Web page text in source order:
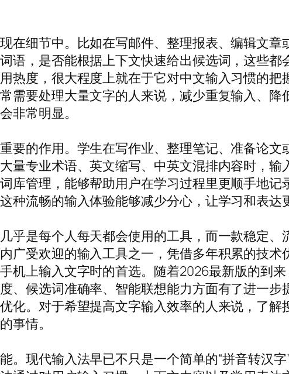
在细节中。比如在写邮件、整理报表、编辑文
语，是否能根据上下文快速给出候选词，这些
热度，很大程度上就在于它对中文输入习惯的
需要处理大量文字的人来说，减少重复输入、
非常明显。
要的作用。学生在写作业、整理笔记、准备论
量专业术语、英文缩写、中英文混排内容时，
库管理，能够帮助用户在学习过程里更顺手地
种流畅的输入体验能够减少分心，让学习和表达
乎是每个人每天都会使用的工具，而一款稳定
广受欢迎的输入工具之一，凭借多年积累的技
机上输入文字时的首选。随着2026最新版的到
、候选词准确率、智能联想能力方面有了进一
化。对于希望提高文字输入效率的人来说，了
事情。
。现代输入法早已不只是一个简单的“拼音转汉